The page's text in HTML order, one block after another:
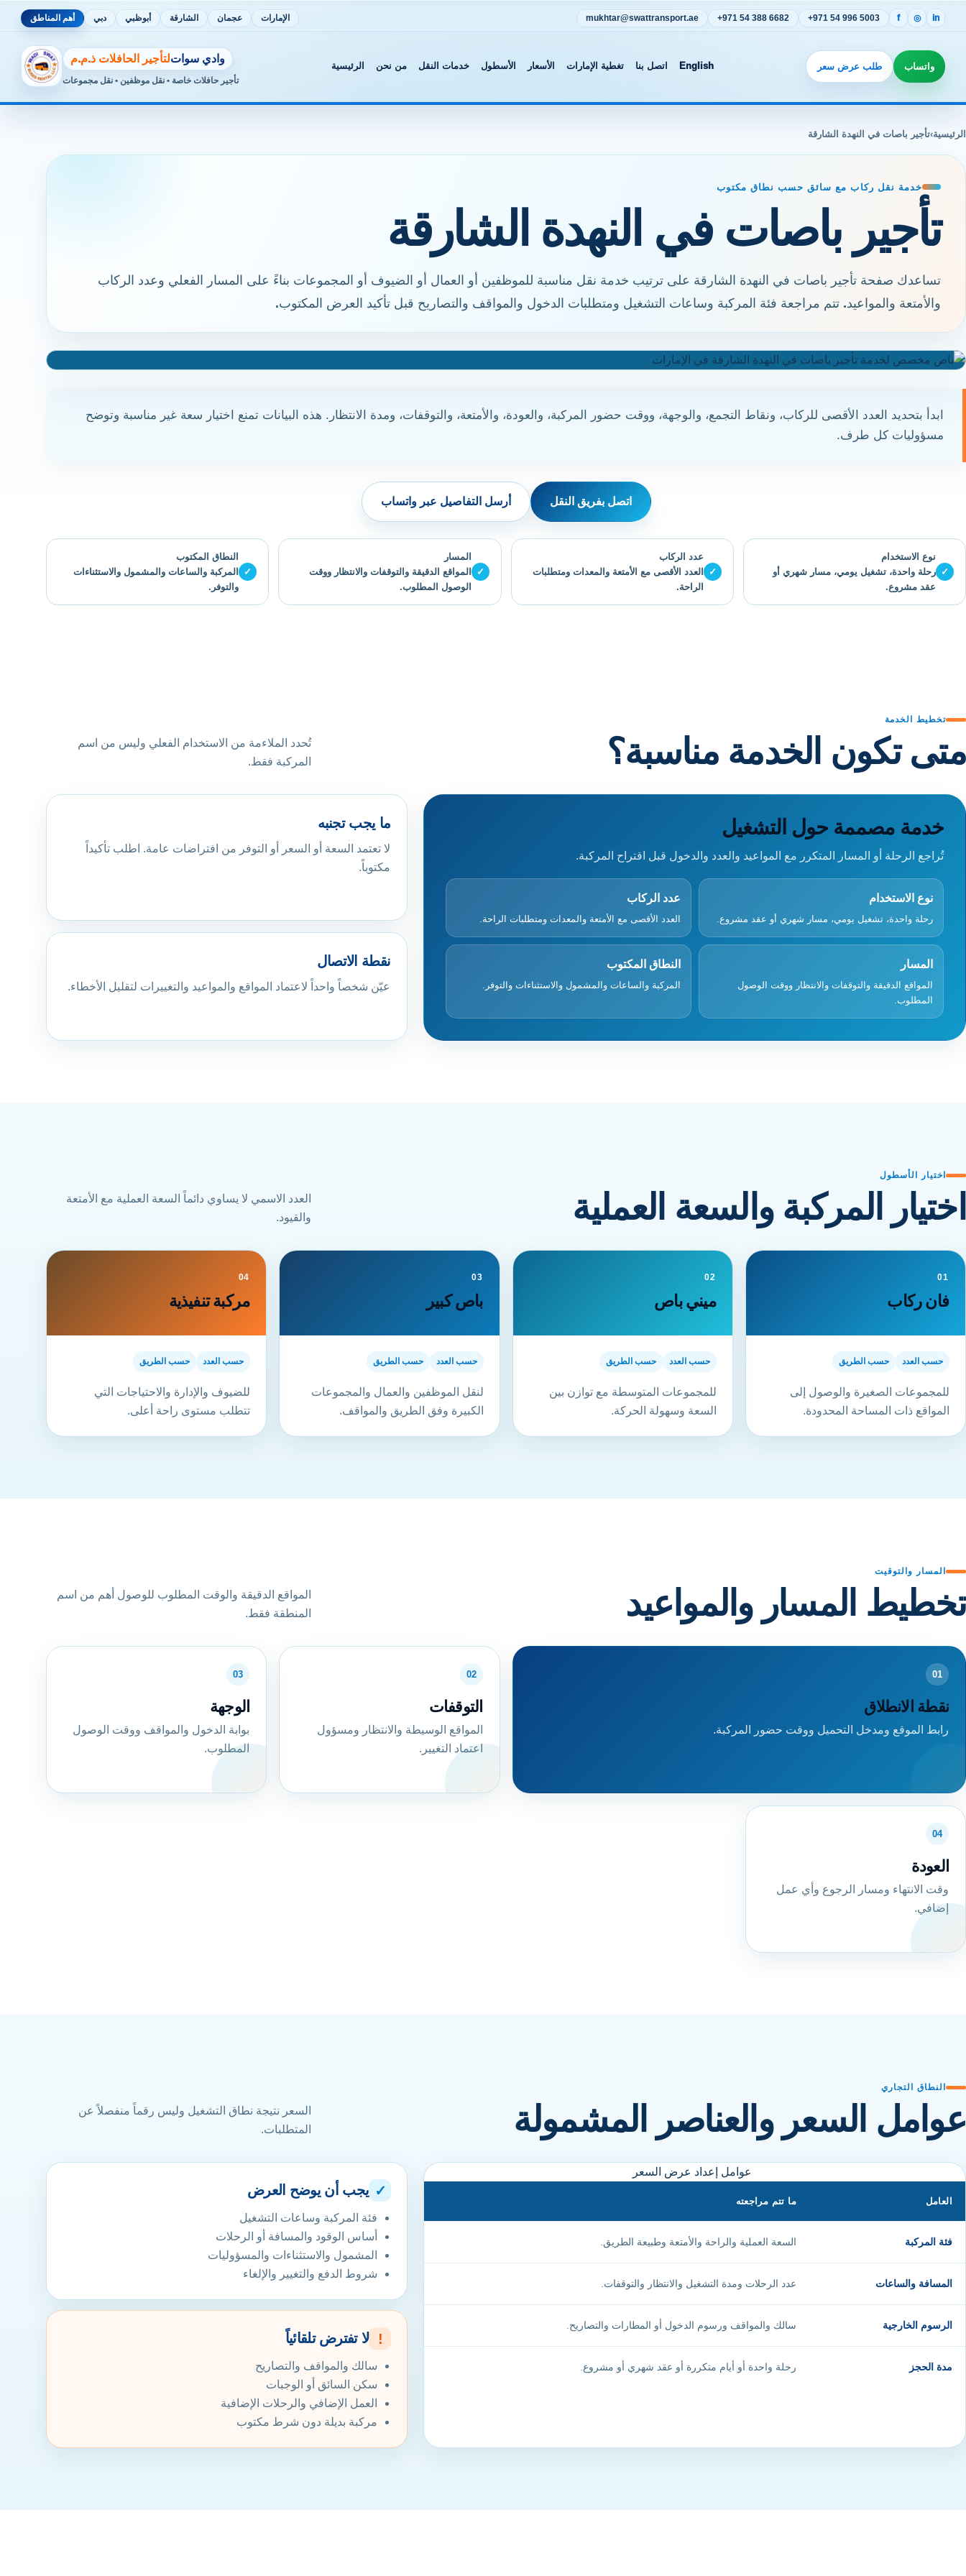
أهم المناطق دبي أبوظبي الشارقة عجمان الإمارات mukhtar@swattransport.ae +971 54 388 6682 +971 54 996 5003 f ◎ in
وادي سواتلتأجير الحافلات ذ.م.م
تأجير حافلات خاصة • نقل موظفين • نقل مجموعات
الرئيسية من نحن خدمات النقل الأسطول الأسعار تغطية الإمارات اتصل بنا English طلب عرض سعر واتساب
الرئيسية›تأجير باصات في النهدة الشارقة
خدمة نقل ركاب مع سائق حسب نطاق مكتوب
تأجير باصات في النهدة الشارقة
تساعدك صفحة تأجير باصات في النهدة الشارقة على ترتيب خدمة نقل مناسبة للموظفين أو العمال أو الضيوف أو المجموعات بناءً على المسار الفعلي وعدد الركاب
والأمتعة والمواعيد. تتم مراجعة فئة المركبة وساعات التشغيل ومتطلبات الدخول والمواقف والتصاريح قبل تأكيد العرض المكتوب.
ابدأ بتحديد العدد الأقصى للركاب، ونقاط التجمع، والوجهة، ووقت حضور المركبة، والعودة، والأمتعة، والتوقفات، ومدة الانتظار. هذه البيانات تمنع اختيار سعة غير مناسبة وتوضح
مسؤوليات كل طرف.
اتصل بفريق النقل أرسل التفاصيل عبر واتساب
✓
نوع الاستخدام
رحلة واحدة، تشغيل يومي، مسار شهري أو
عقد مشروع.
✓
عدد الركاب
العدد الأقصى مع الأمتعة والمعدات ومتطلبات
الراحة.
✓
المسار
المواقع الدقيقة والتوقفات والانتظار ووقت
الوصول المطلوب.
✓
النطاق المكتوب
المركبة والساعات والمشمول والاستثناءات
والتوفر.
تخطيط الخدمة
متى تكون الخدمة مناسبة؟
تُحدد الملاءمة من الاستخدام الفعلي وليس من اسم
المركبة فقط.
خدمة مصممة حول التشغيل
تُراجع الرحلة أو المسار المتكرر مع المواعيد والعدد والدخول قبل اقتراح المركبة.
نوع الاستخدام
رحلة واحدة، تشغيل يومي، مسار شهري أو عقد مشروع.
عدد الركاب
العدد الأقصى مع الأمتعة والمعدات ومتطلبات الراحة.
المسار
المواقع الدقيقة والتوقفات والانتظار ووقت الوصول
المطلوب.
النطاق المكتوب
المركبة والساعات والمشمول والاستثناءات والتوفر.
ما يجب تجنبه
لا تعتمد السعة أو السعر أو التوفر من افتراضات عامة. اطلب تأكيداً
مكتوباً.
نقطة الاتصال
عيّن شخصاً واحداً لاعتماد المواقع والمواعيد والتغييرات لتقليل الأخطاء.
اختيار الأسطول
اختيار المركبة والسعة العملية
العدد الاسمي لا يساوي دائماً السعة العملية مع الأمتعة
والقيود.
01
فان ركاب
حسب العدد حسب الطريق
للمجموعات الصغيرة والوصول إلى
المواقع ذات المساحة المحدودة.
02
ميني باص
حسب العدد حسب الطريق
للمجموعات المتوسطة مع توازن بين
السعة وسهولة الحركة.
03
باص كبير
حسب العدد حسب الطريق
لنقل الموظفين والعمال والمجموعات
الكبيرة وفق الطريق والمواقف.
04
مركبة تنفيذية
حسب العدد حسب الطريق
للضيوف والإدارة والاحتياجات التي
تتطلب مستوى راحة أعلى.
المسار والتوقيت
تخطيط المسار والمواعيد
المواقع الدقيقة والوقت المطلوب للوصول أهم من اسم
المنطقة فقط.
01
نقطة الانطلاق
رابط الموقع ومدخل التحميل ووقت حضور المركبة.
02
التوقفات
المواقع الوسيطة والانتظار ومسؤول
اعتماد التغيير.
03
الوجهة
بوابة الدخول والمواقف ووقت الوصول
المطلوب.
04
العودة
وقت الانتهاء ومسار الرجوع وأي عمل
إضافي.
النطاق التجاري
عوامل السعر والعناصر المشمولة
السعر نتيجة نطاق التشغيل وليس رقماً منفصلاً عن
المتطلبات.
عوامل إعداد عرض السعر
العامل ما تتم مراجعته
فئة المركبة السعة العملية والراحة والأمتعة وطبيعة الطريق.
المسافة والساعات عدد الرحلات ومدة التشغيل والانتظار والتوقفات.
الرسوم الخارجية سالك والمواقف ورسوم الدخول أو المطارات والتصاريح.
مدة الحجز رحلة واحدة أو أيام متكررة أو عقد شهري أو مشروع.
✓ يجب أن يوضح العرض
فئة المركبة وساعات التشغيل
أساس الوقود والمسافة أو الرحلات
المشمول والاستثناءات والمسؤوليات
شروط الدفع والتغيير والإلغاء
! لا تفترض تلقائياً
سالك والمواقف والتصاريح
سكن السائق أو الوجبات
العمل الإضافي والرحلات الإضافية
مركبة بديلة دون شرط مكتوب